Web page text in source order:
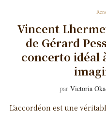
Vincent
de Gérard
concerto idéal
par Victoria
L’accordéon est une